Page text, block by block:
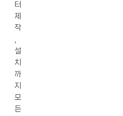
터
제
작
,
설
치
까
지
모
든